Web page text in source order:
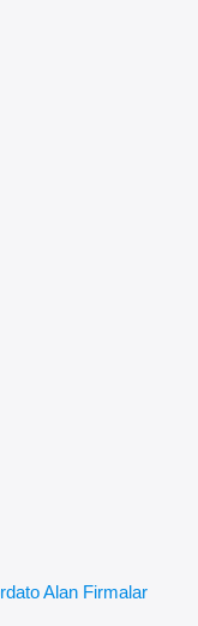
Alan Firmalar